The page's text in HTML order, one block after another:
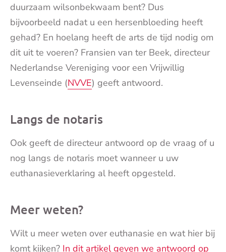
duurzaam wilsonbekwaam bent? Dus
bijvoorbeeld nadat u een hersenbloeding heeft
gehad? En hoelang heeft de arts de tijd nodig om
dit uit te voeren? Fransien van ter Beek, directeur
Nederlandse Vereniging voor een Vrijwillig
Levenseinde (NVVE) geeft antwoord.
Langs de notaris
Ook geeft de directeur antwoord op de vraag of u
nog langs de notaris moet wanneer u uw
euthanasieverklaring al heeft opgesteld.
Meer weten?
Wilt u meer weten over euthanasie en wat hier bij
komt kijken? In dit artikel geven we antwoord op